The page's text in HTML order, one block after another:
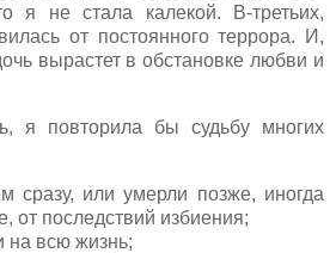
я не стала калекой. В-третьих,
от постоянного террора. И,
вырастет в обстановке любви и
я повторила бы судьбу многих
сразу, или умерли позже, иногда
от последствий избиения;
на всю жизнь;